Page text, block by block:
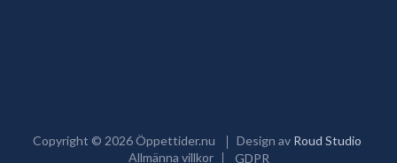
Copyright © 2026Öppettider.nu Design av Roud Studio
Allmänna villkor
GDPR